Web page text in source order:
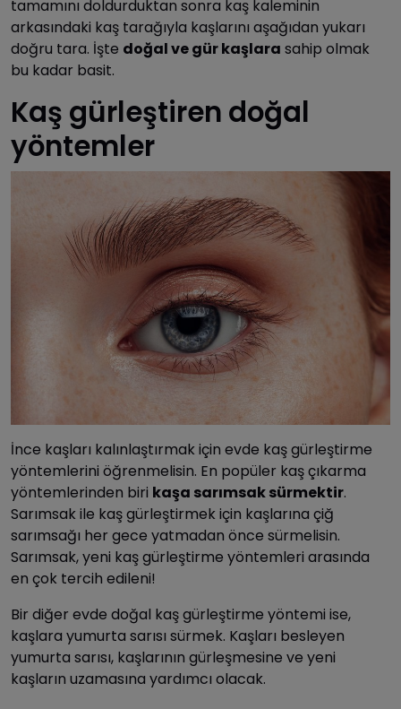
tamamını doldurduktan sonra kaş kaleminin
arkasındaki kaş tarağıyla kaşlarını aşağıdan yukarı
doğru tara. İşte doğal ve gür kaşlara sahip olmak
bu kadar basit.
Kaş gürleştiren doğal
yöntemler
İnce kaşları kalınlaştırmak için evde kaş gürleştirme
yöntemlerini öğrenmelisin. En popüler kaş çıkarma
yöntemlerinden biri kaşa sarımsak sürmektir.
Sarımsak ile kaş gürleştirmek için kaşlarına çiğ
sarımsağı her gece yatmadan önce sürmelisin.
Sarımsak, yeni kaş gürleştirme yöntemleri arasında
en çok tercih edileni!
Bir diğer evde doğal kaş gürleştirme yöntemi ise,
kaşlara yumurta sarısı sürmek. Kaşları besleyen
yumurta sarısı, kaşlarının gürleşmesine ve yeni
kaşların uzamasına yardımcı olacak.